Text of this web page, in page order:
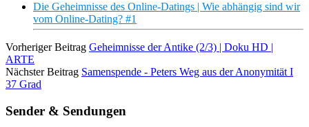
Die Geheimnisse des Online-Datings | Wie abhängig sind wir
vom Online-Dating? #1
Vorheriger Beitrag Geheimnisse der Antike (2/3) | Doku HD |
ARTE
Nächster Beitrag Samenspende - Peters Weg aus der Anonymität I
37 Grad
Sender & Sendungen